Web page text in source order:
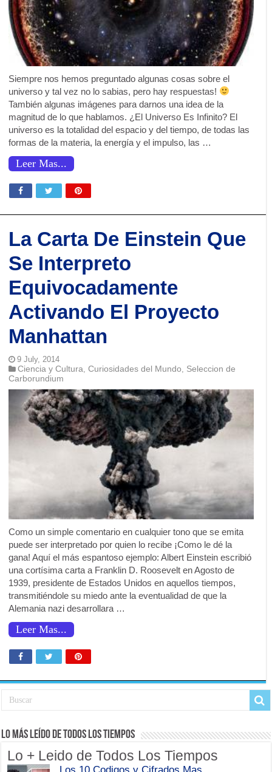
Siempre nos hemos preguntado algunas cosas sobre el
universo y tal vez no lo sabias, pero hay respuestas!
También algunas imágenes para darnos una idea de la
magnitud de lo que hablamos. ¿El Universo Es Infinito? El
universo es la totalidad del espacio y del tiempo, de todas las
formas de la materia, la energía y el impulso, las …
Leer Mas...
La Carta De Einstein Que
Se Interpreto
Equivocadamente
Activando El Proyecto
Manhattan
9 July, 2014
Ciencia y Cultura ,Curiosidades del Mundo
Seleccion de
Carborundium
Como un simple comentario en cualquier tono que se emita
puede ser interpretado por quien lo recibe ¡Como le dé la
gana! Aquí el más espantoso ejemplo: Albert Einstein escribió
una cortísima carta a Franklin D. Roosevelt en Agosto de
1939, presidente de Estados Unidos en aquellos tiempos,
transmitiéndole su miedo ante la eventualidad de que la
Alemania nazi desarrollara …
Leer Mas...
Lo Más Leído de Todos Los Tiempos
Lo + Leido de Todos Los Tiempos
Los 10 Codigos y Cifrados Mas